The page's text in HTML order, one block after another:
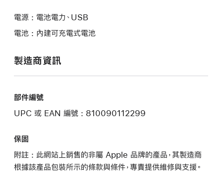
電源 : 電池電力、USB
電池 : 內建可充電式電池
製造商資訊
部件編號
UPC 或 EAN 編號 : 810090112299
保固
附註 : 此網站上銷售的非屬 Apple 品牌的產品，其製造商
根據該產品包裝所示的條款與條件，專責提供維修與支援。